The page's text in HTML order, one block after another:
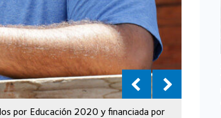
por Educación 2020 y financiada por